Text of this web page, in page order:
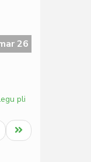
8
aprilo
26
pli
de
Esperanto
Last
page